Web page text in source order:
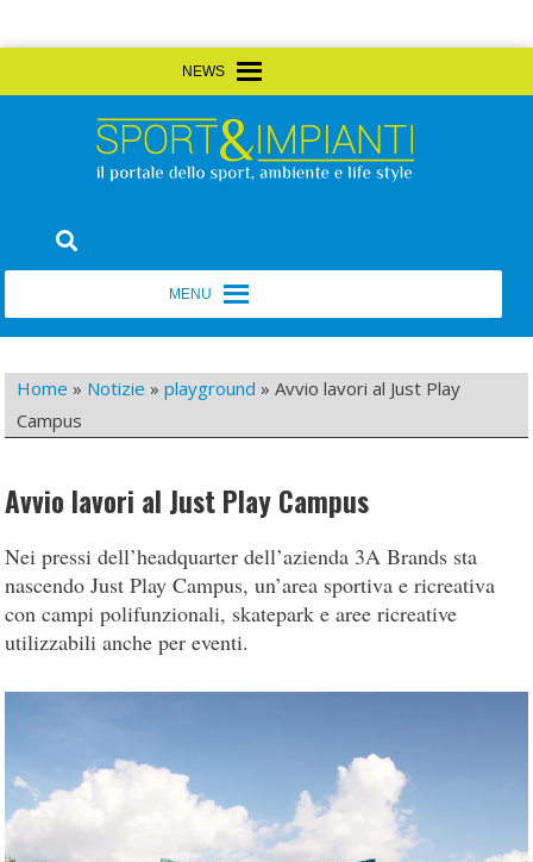
to
Sport&Impianti
Home » Notizie »playground »Avvio lavori al Just Play
Campus
Avvio lavori al Just Play Campus
Nei pressi dell’headquarter dell’azienda 3A Brands sta
nascendo Just Play Campus, un’area sportiva e ricreativa
con campi polifunzionali, skatepark e aree ricreative
utilizzabili anche per eventi.